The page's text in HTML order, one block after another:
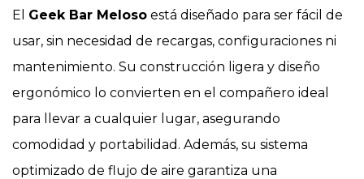
El Geek Bar Meloso está diseñado para ser fácil de
usar, sin necesidad de recargas, configuraciones ni
mantenimiento. Su construcción ligera y diseño
ergonómico lo convierten en el compañero ideal
para llevar a cualquier lugar, asegurando
comodidad y portabilidad. Además, su sistema
optimizado de flujo de aire garantiza una